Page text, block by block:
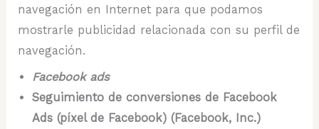
navegación en Internet para que podamos
mostrarle publicidad relacionada con su perfil de
navegación.
Facebook ads
Seguimiento de conversiones de Facebook
Ads (píxel de Facebook) (Facebook, Inc.)